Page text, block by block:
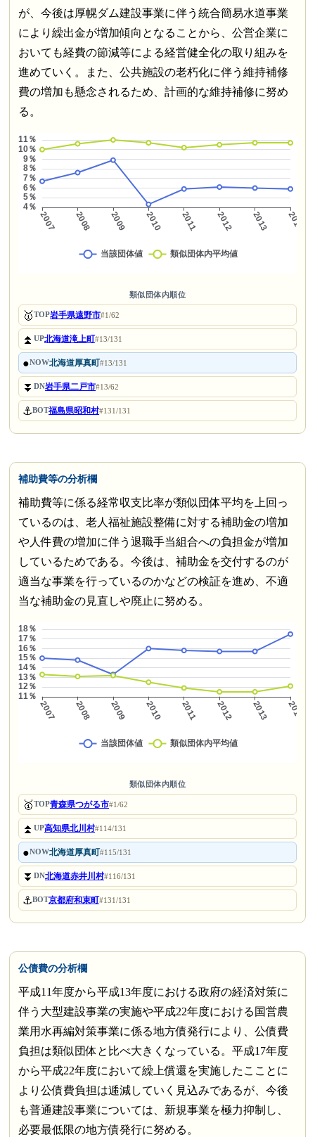
が、今後は厚幌ダム建設事業に伴う統合簡易水道事業
により繰出金が増加傾向となることから、公営企業に
おいても経費の節減等による経営健全化の取り組みを
進めていく。また、公共施設の老朽化に伴う維持補修
費の増加も懸念されるため、計画的な維持補修に努め
る。
類似団体内順位
🥇TOP岩手県遠野市#1/62
⏫UP北海道滝上町#13/131
●NOW北海道厚真町#13/131
⏬DN岩手県二戸市#13/62
⚓BOT福島県昭和村#131/131
補助費等の分析欄
補助費等に係る経常収支比率が類似団体平均を上回っ
ているのは、老人福祉施設整備に対する補助金の増加
や人件費の増加に伴う退職手当組合への負担金が増加
しているためである。今後は、補助金を交付するのが
適当な事業を行っているのかなどの検証を進め、不適
当な補助金の見直しや廃止に努める。
類似団体内順位
🥇TOP青森県つがる市#1/62
⏫UP高知県北川村#114/131
●NOW北海道厚真町#115/131
⏬DN北海道赤井川村#116/131
⚓BOT京都府和束町#131/131
公債費の分析欄
平成11年度から平成13年度における政府の経済対策に
伴う大型建設事業の実施や平成22年度における国営農
業用水再編対策事業に係る地方債発行により、公債費
負担は類似団体と比べ大きくなっている。平成17年度
から平成22年度において繰上償還を実施したこことに
より公債費負担は逓減していく見込みであるが、今後
も普通建設事業については、新規事業を極力抑制し、
必要最低限の地方債発行に努める。